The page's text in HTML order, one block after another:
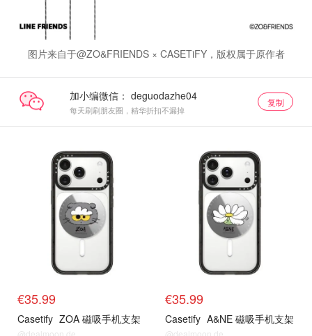
图片来自于@ZO&FRIENDS × CASETiFY，版权属于原作者
加小编微信：
每天刷刷朋友圈，精华折扣不漏掉
复制
€35.99
Casetify ZOA 磁吸手机支架
@dealmoon.de
€35.99
Casetify A&NE 磁吸手机支架
@dealmoon.de